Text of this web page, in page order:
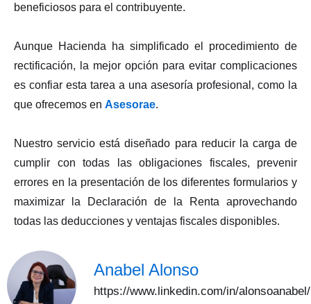
beneficiosos para el contribuyente.
Aunque Hacienda ha simplificado el procedimiento de
rectificación, la mejor opción para evitar complicaciones
es confiar esta tarea a una asesoría profesional, como la
que ofrecemos en Asesorae.
Nuestro servicio está diseñado para reducir la carga de
cumplir con todas las obligaciones fiscales, prevenir
errores en la presentación de los diferentes formularios y
maximizar la Declaración de la Renta aprovechando
todas las deducciones y ventajas fiscales disponibles.
Anabel Alonso
https://www.linkedin.com/in/alonsoanabel/